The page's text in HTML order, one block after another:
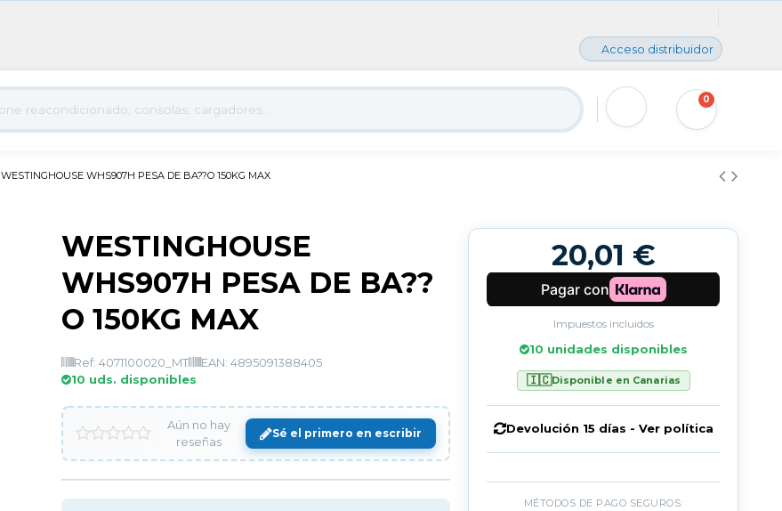
Acceso distribuidor
0
WESTINGHOUSE WHS907H PESA DE BA??O 150KG MAX
WESTINGHOUSE
WHS907H PESA DE BA??
O 150KG MAX
Ref: 4071100020_MT
EAN: 4895091388405
10 uds. disponibles
Aún no hay
reseñas
Sé el primero en escribir
20,01 €
Impuestos incluidos
10 unidades disponibles
🇮🇨Disponible en Canarias
Devolución 15 días - Ver política
MÉTODOS DE PAGO SEGUROS: